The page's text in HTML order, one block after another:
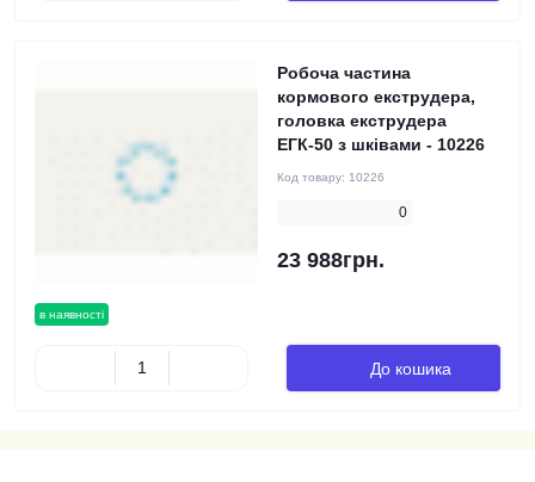
в наявності
Робоча частина
кормового екструдера,
головка екструдера
ЕГК-50 з шківами - 10226
Код товару: 10226
0
23 988грн.
До кошика